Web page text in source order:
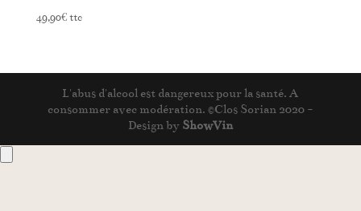
49,90€ ttc
L'abus d'alcool est dangereux pour la santé. A
consommer avec modération. ©Clos Sorian 2020 -
Design by ShowVin